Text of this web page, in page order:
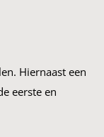
Hiernaast een
eerste en